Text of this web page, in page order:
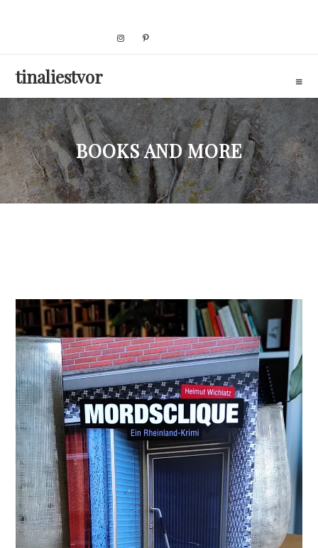
tinaliestvor
BOOKS AND MORE